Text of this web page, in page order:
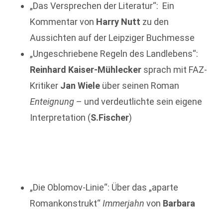
„Das Versprechen der Literatur“: Ein
Kommentar von Harry Nutt zu den
Aussichten auf der Leipziger Buchmesse
„Ungeschriebene Regeln des Landlebens“:
Reinhard Kaiser-Mühlecker sprach mit FAZ-
Kritiker Jan Wiele über seinen Roman
Enteignung – und verdeutlichte sein eigene
Interpretation (S.Fischer)
„Die Oblomov-Linie“: Über das „aparte
Romankonstrukt“ Immerjahn von Barbara